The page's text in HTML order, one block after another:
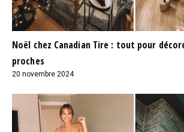
Noël chez Canadian Tire : tout pour
proches
20 novembre 2024